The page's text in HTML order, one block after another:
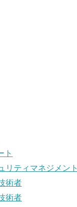
ト
リティマネジメント
術者
術者